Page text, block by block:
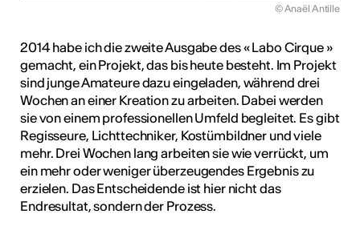
© Anaël Antille
2014 habe ich die zweite Ausgabe des « Labo Cirque »
gemacht, ein Projekt, das bis heute besteht. Im Projekt
sind junge Amateure dazu eingeladen, während drei
Wochen an einer Kreation zu arbeiten. Dabei werden
sie von einem professionellen Umfeld begleitet. Es gibt
Regisseure, Lichttechniker, Kostümbildner und viele
mehr. Drei Wochen lang arbeiten sie wie verrückt, um
ein mehr oder weniger überzeugendes Ergebnis zu
erzielen. Das Entscheidende ist hier nicht das
Endresultat, sondern der Prozess.